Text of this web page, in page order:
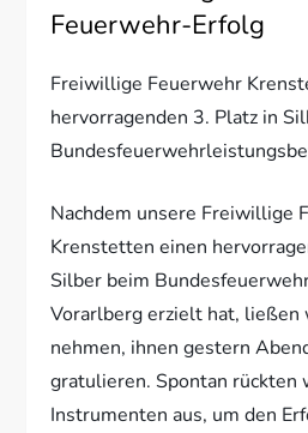
Feuerwehr-Erfolg
Freiwillige Feuerwehr
hervorragenden 3. Platz in
Nachdem unsere Freiwillige
Krenstetten einen
Silber beim
Vorarlberg erzielt hat, ließen
nehmen, ihnen gestern
gratulieren. Spontan rückten
Instrumenten aus, um den